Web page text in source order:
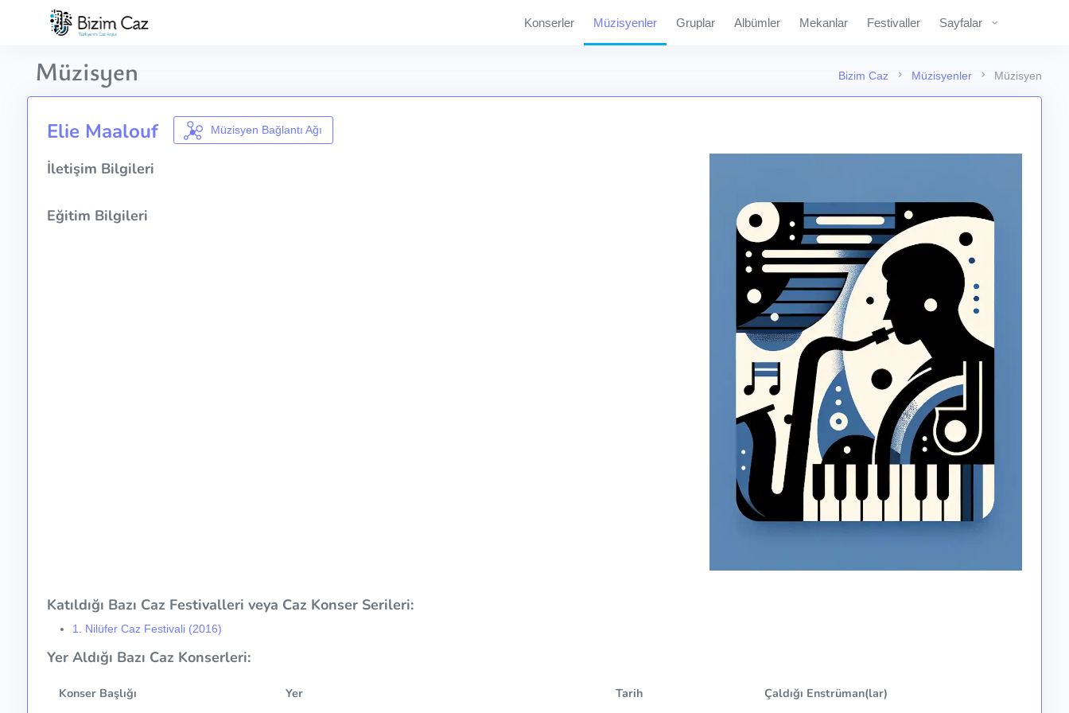
Konserler Müzisyenler Gruplar Albümler Mekanlar Festivaller Sayfalar
Bizim Caz Müzisyenler Müzisyen
Müzisyen
Elie Maalouf Müzisyen Bağlantı Ağı
İletişim Bilgileri
Eğitim Bilgileri
Katıldığı Bazı Caz Festivalleri veya Caz Konser Serileri:
1. Nilüfer Caz Festivali (2016)
Yer Aldığı Bazı Caz Konserleri:
Konser Başlığı Yer Tarih Çaldığı Enstrüman(lar)